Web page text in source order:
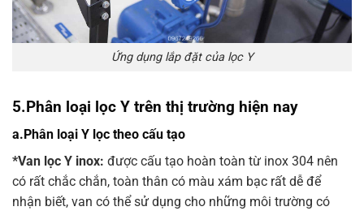
Ứng dụng lắp đặt của lọc Y
5.Phân loại lọc Y trên thị trường hiện nay
a.Phân loại Y lọc theo cấu tạo
*Van lọc Y inox: được cấu tạo hoàn toàn từ inox 304 nên
có rất chắc chắn, toàn thân có màu xám bạc rất dễ để
nhận biết, van có thể sử dụng cho những môi trường có